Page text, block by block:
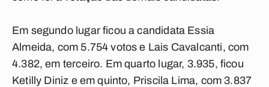
Em segundo lugar ficou a candidata Essia
Almeida, com 5.754 votos e Lais Cavalcanti, com
4.382, em terceiro. Em quarto lugar, 3.935, ficou
Ketilly Diniz e em quinto, Priscila Lima, com 3.837